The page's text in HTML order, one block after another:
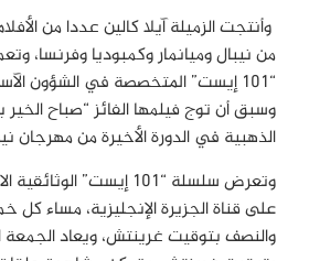
وأنتجت الزميلة آيلا كالين عددا من
من نيبال وميانمار وكمبوديا وفرنسا،
وسبق أن توج فيلمها الفائز “صباح الخير
الذهبية في الدورة الأخيرة من مهرجان
وتعرض سلسلة “101 إيست”
على قناة الجزيرة الإنجليزية، مساء
والنصف بتوقيت غرينتش، ويعاد الجمعة